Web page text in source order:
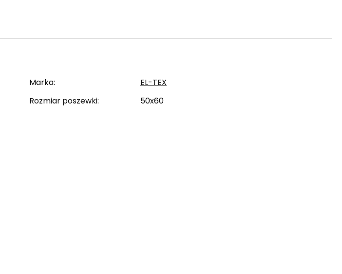
Marka EL-TEX
Rozmiar poszewki 50x60